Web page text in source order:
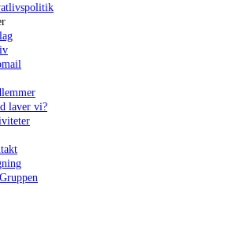
laver vi?